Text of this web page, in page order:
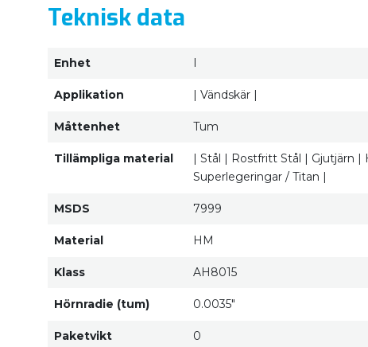
Teknisk data
Enhet I
Applikation | Vändskär |
Måttenhet Tum
Tillämpliga material
| Stål | Rostfritt Stål | Gjutjärn
Superlegeringar / Titan |
MSDS 7999
Material HM
Klass AH8015
Hörnradie (tum) 0.0035"
Paketvikt 0